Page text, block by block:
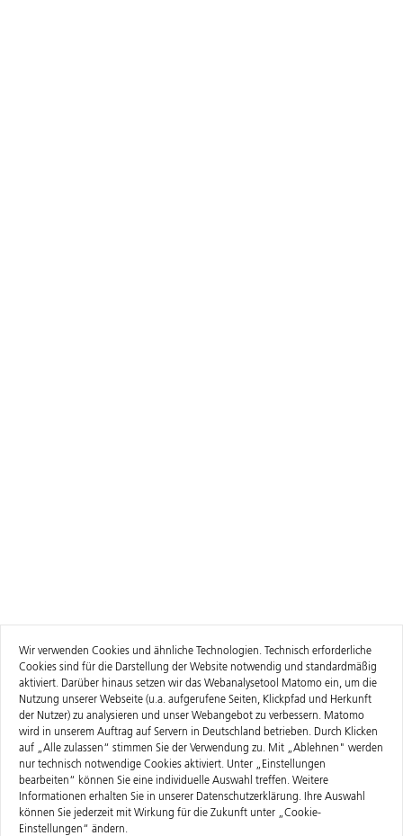
Wir verwenden Cookies und ähnliche Technologien. Technisch erforderliche
Cookies sind für die Darstellung der Website notwendig und standardmäßig
aktiviert. Darüber hinaus setzen wir das Webanalysetool Matomo ein, um die
Nutzung unserer Webseite (u.a. aufgerufene Seiten, Klickpfad und Herkunft
der Nutzer) zu analysieren und unser Webangebot zu verbessern. Matomo
wird in unserem Auftrag auf Servern in Deutschland betrieben. Durch Klicken
auf „Alle zulassen“ stimmen Sie der Verwendung zu. Mit „Ablehnen" werden
nur technisch notwendige Cookies aktiviert. Unter „Einstellungen
bearbeiten“ können Sie eine individuelle Auswahl treffen. Weitere
Informationen erhalten Sie in unserer Datenschutzerklärung. Ihre Auswahl
können Sie jederzeit mit Wirkung für die Zukunft unter „Cookie-
Einstellungen“ ändern.